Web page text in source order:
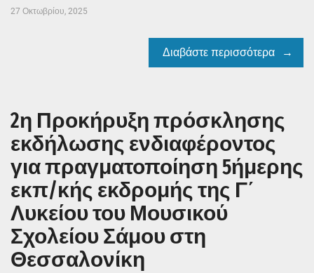
27 Οκτωβρίου, 2025
Διαβάστε περισσότερα
2η Προκήρυξη πρόσκλησης
εκδήλωσης ενδιαφέροντος
για πραγματοποίηση 5ήμερης
εκπ/κής εκδρομής της Γ΄
Λυκείου του Μουσικού
Σχολείου Σάμου στη
Θεσσαλονίκη